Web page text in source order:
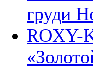
груди
ROXY-